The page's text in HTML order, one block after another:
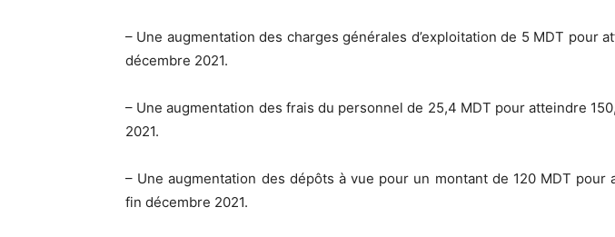
– Une augmentation des charges générales d’exploitation de 5 MDT pour
décembre 2021.
– Une augmentation des frais du personnel de 25,4 MDT pour atteindre
2021.
– Une augmentation des dépôts à vue pour un montant de 120 MDT pour
fin décembre 2021.